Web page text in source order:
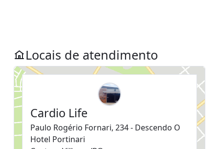
Locais de atendimento
Cardio Life
Paulo Rogério Fornari, 234 - Descendo O
Hotel Portinari